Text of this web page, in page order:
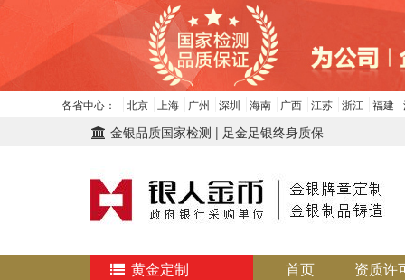
各省中心： 北京 上海 广州 深圳 海南 广西 江苏 浙江 福建
金银品质国家检测 | 足金足银终身质保
黄金定制 首页 资质许